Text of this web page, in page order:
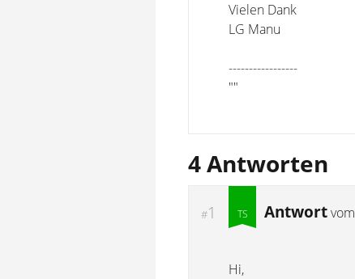
Vielen Dank
LG Manu
-----------------
""
4 Antworten
#1 Antwortvom
Hi,